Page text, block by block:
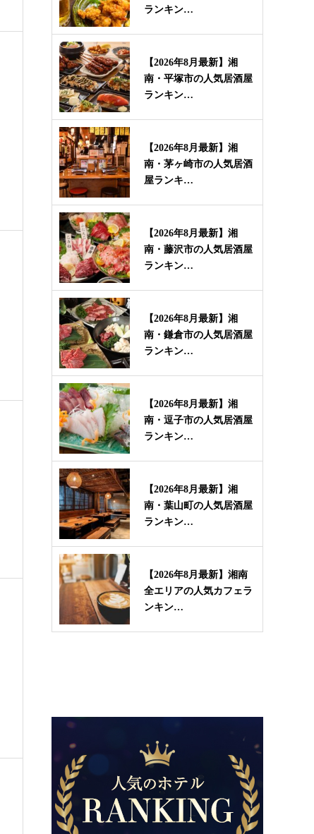
ランキン…
【2026年8月最新】湘
南・平塚市の人気居酒屋
ランキン…
【2026年8月最新】湘
南・茅ヶ崎市の人気居酒
屋ランキ…
【2026年8月最新】湘
南・藤沢市の人気居酒屋
ランキン…
【2026年8月最新】湘
南・鎌倉市の人気居酒屋
ランキン…
【2026年8月最新】湘
南・逗子市の人気居酒屋
ランキン…
【2026年8月最新】湘
南・葉山町の人気居酒屋
ランキン…
【2026年8月最新】湘南
全エリアの人気カフェラ
ンキン…